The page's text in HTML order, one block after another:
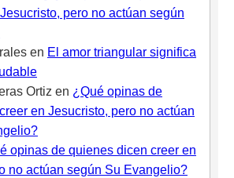
pero no actúan según
en El amor triangular significa
Ortiz en ¿Qué opinas de
en Jesucristo, pero no actúan
opinas de quienes dicen creer en
no actúan según Su Evangelio?